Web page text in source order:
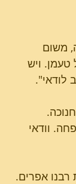
משום
טעמן. ויש
לודאי".
וודאי
אפרים.